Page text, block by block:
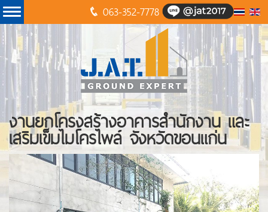
063-352-7778
งานยกโครงสร้างอาคารสำนักงาน และ
เสริมเข็มไมโครไพล์ จังหวัดขอนแก่น